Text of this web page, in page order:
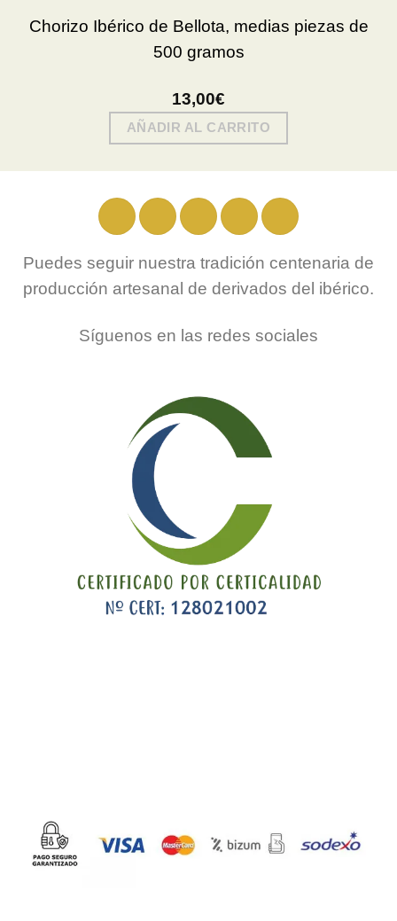
Chorizo Ibérico de Bellota, medias piezas de
500 gramos
13,00€
AÑADIR AL CARRITO
Puedes seguir nuestra tradición centenaria de
producción artesanal de derivados del ibérico.
Síguenos en las redes sociales